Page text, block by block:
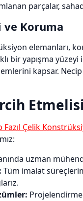
parçalar,
ve Koruma
elemanları,
bir yapışma
kapsar. Necip
Çelik
uzman
Tüm imalat